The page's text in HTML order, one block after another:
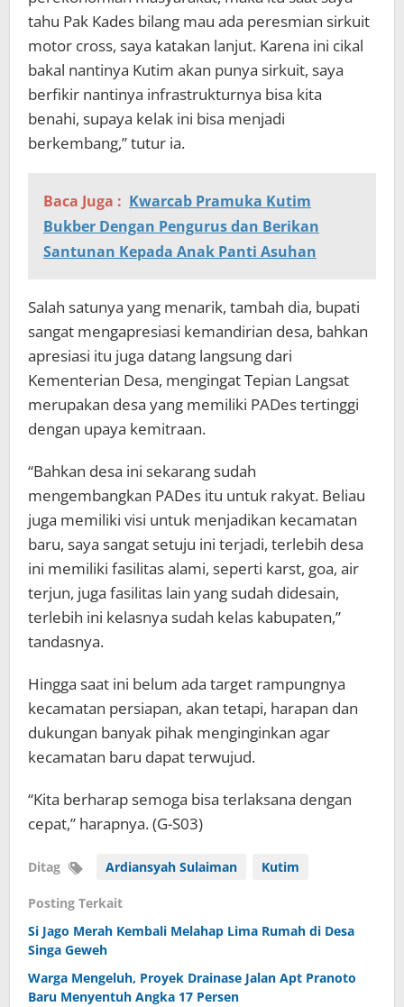
tahu Pak Kades bilang mau ada peresmian sirkuit
motor cross, saya katakan lanjut. Karena ini cikal
bakal nantinya Kutim akan punya sirkuit, saya
berfikir nantinya infrastrukturnya bisa kita
benahi, supaya kelak ini bisa menjadi
berkembang,” tutur ia.
Baca Juga : Kwarcab Pramuka Kutim
Bukber Dengan Pengurus dan Berikan
Santunan Kepada Anak Panti Asuhan
Salah satunya yang menarik, tambah dia, bupati
sangat mengapresiasi kemandirian desa, bahkan
apresiasi itu juga datang langsung dari
Kementerian Desa, mengingat Tepian Langsat
merupakan desa yang memiliki PADes tertinggi
dengan upaya kemitraan.
“Bahkan desa ini sekarang sudah
mengembangkan PADes itu untuk rakyat. Beliau
juga memiliki visi untuk menjadikan kecamatan
baru, saya sangat setuju ini terjadi, terlebih desa
ini memiliki fasilitas alami, seperti karst, goa, air
terjun, juga fasilitas lain yang sudah didesain,
terlebih ini kelasnya sudah kelas kabupaten,”
tandasnya.
Hingga saat ini belum ada target rampungnya
kecamatan persiapan, akan tetapi, harapan dan
dukungan banyak pihak menginginkan agar
kecamatan baru dapat terwujud.
“Kita berharap semoga bisa terlaksana dengan
cepat,” harapnya. (G-S03)
Ditag Ardiansyah Sulaiman Kutim
Posting Terkait
Si Jago Merah Kembali Melahap Lima Rumah di Desa
Singa Geweh
Warga Mengeluh, Proyek Drainase Jalan Apt Pranoto
Baru Menyentuh Angka 17 Persen